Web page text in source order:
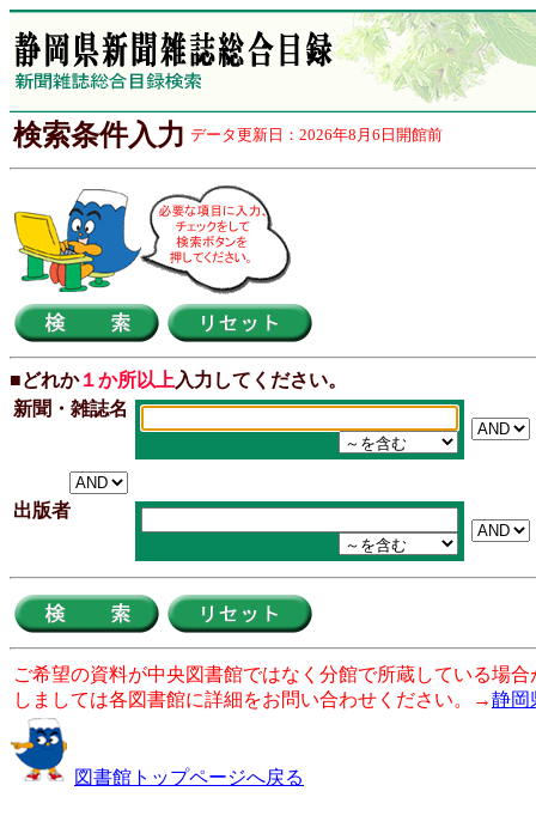
検索条件入力 データ更新日：2026年8月6日開館前
■どれか１か所以上 入力してください。
新聞・雑誌名
出版者
ご希望の資料が中央図書館ではなく分館で所蔵している場
しましては各図書館に詳細をお問い合わせください。→静岡
図書館トップページへ戻る